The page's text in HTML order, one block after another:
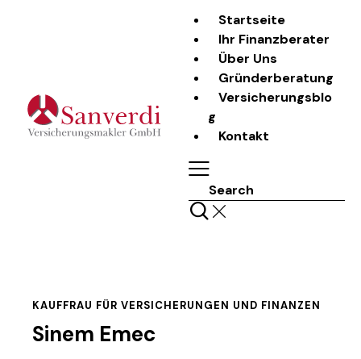
Startseite
Ihr Finanzberater
Über Uns
Gründerberatung
Versicherungsblo
g
Kontakt
Search
KAUFFRAU FÜR VERSICHERUNGEN UND FINANZEN
Sinem Emec